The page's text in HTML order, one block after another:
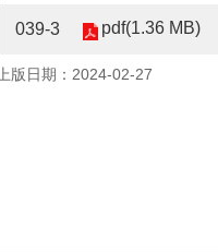
039-3 pdf(1.36 MB)
上版日期：2024-02-27